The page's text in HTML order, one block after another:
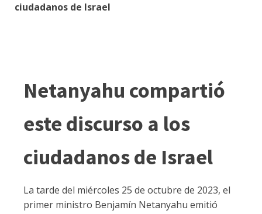
ciudadanos de Israel
Netanyahu compartió
este discurso a los
ciudadanos de Israel
La tarde del miércoles 25 de octubre de 2023, el
primer ministro Benjamín Netanyahu emitió